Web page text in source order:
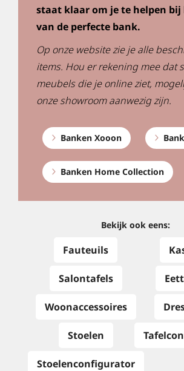
staat klaar om je te helpen bij
van de perfecte bank.
Op onze website zie je alle
items. Hou er rekening mee dat
meubels die je online ziet,
onze showroom aanwezig zijn.
Banken Xooon
Banken Home Collection
Bekijk ook eens:
Fauteuils
Salontafels
Woonaccessoires
Stoelen
Stoelenconfigurator